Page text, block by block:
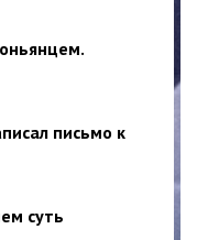
письмо к
суть